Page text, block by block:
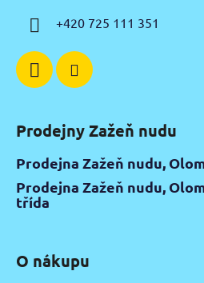
+420 725 111 351
Prodejny Zažeň nudu
Prodejna Zažeň nudu,
Prodejna Zažeň nudu,
třída
O nákupu